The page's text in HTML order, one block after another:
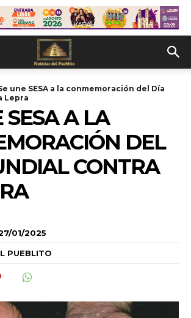
une SESA a la conmemoración del Día
Lepra
SESA A LA
DEL
CONTRA
01/2025
PUEBLITO